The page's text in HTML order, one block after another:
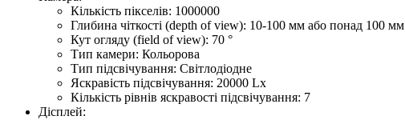
Кількість пікселів: 1000000
Глибина чіткості (depth of view): 10-100 мм або понад 100 мм
Кут огляду (field of view): 70 °
Тип камери: Кольорова
Тип підсвічування: Світлодіодне
Яскравість підсвічування: 20000 Lx
Кількість рівнів яскравості підсвічування: 7
Дісплей: